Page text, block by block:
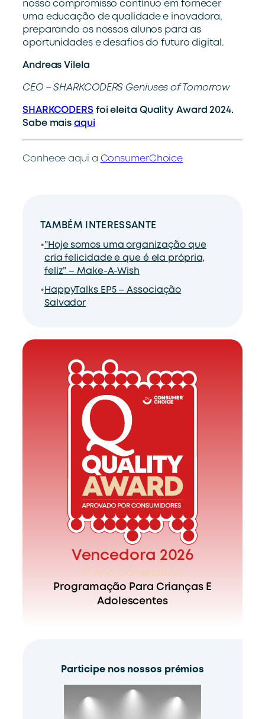
nosso compromisso contínuo em fornecer
uma educação de qualidade e inovadora,
preparando os nossos alunos para as
oportunidades e desafios do futuro digital.
Andreas Vilela
CEO – SHARKCODERS Geniuses of Tomorrow
SHARKCODERS foi eleita Quality Award 2024.
Sabe maisaqui
Conhece aqui a ConsumerChoice
TAMBÉM INTERESSANTE
”Hoje somos uma organização que
cria felicidade e que é ela própria,
feliz” – Make-A-Wish
HappyTalks EP5 – Associação
Salvador
Vencedora 2026
3º Ano Consecutivo
Programação Para Crianças E
Adolescentes
Participe nos nossos prémios